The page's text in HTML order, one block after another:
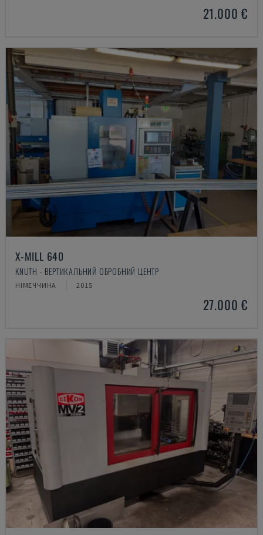
21.000 €
X-MILL 640
KNUTH - ВЕРТИКАЛЬНИЙ ОБРОБНИЙ ЦЕНТР
НІМЕЧЧИНА 2015
27.000 €